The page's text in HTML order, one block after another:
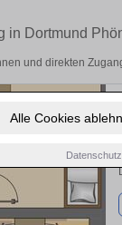
Alle Cookies
in Dortmund
und direkten